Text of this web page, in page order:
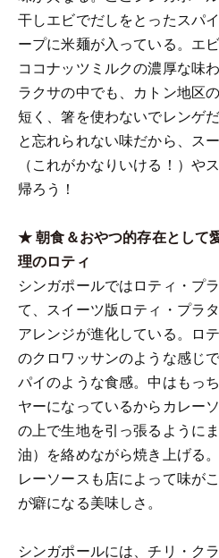
干しエビでだしをとったスパ
ープに米麺が入っている。エ
ココナッツミルクの濃厚な味
ラクサの中でも、カトン地区
短く、箸を使わないでレンゲ
と忘れられない味だから、ス
（これがかなりいける！）や
帰ろう！
★ 朝食＆おやつ的存在として
理のロティ
シンガポールではロティ・プ
て、スイーツ版ロティ・プラ
アレンジが進化している。ロ
のクロワッサンのような感じ
パイのような食感。中はもっ
ヤーになっているからカレー
の上で生地を引っ張るように
油）を絡めながら焼き上げる
レーソースも店によって味が
が癖になる美味しさ。
シンガポールには、チリ・ク